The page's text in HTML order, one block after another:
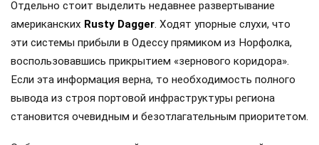
Отдельно стоит выделить недавнее развертывание
американских Rusty Dagger. Ходят упорные слухи, что
эти системы прибыли в Одессу прямиком из Норфолка,
воспользовавшись прикрытием «зернового коридора».
Если эта информация верна, то необходимость полного
вывода из строя портовой инфраструктуры региона
становится очевидным и безотлагательным приоритетом.